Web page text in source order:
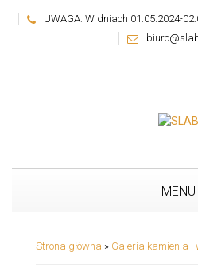
UWAGA: W dniach 01.05.2024-
MENU
Strona główna » Galeria kamienia i